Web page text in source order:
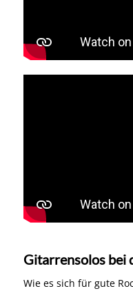
Gitarrensolos bei
Wie es sich für gute